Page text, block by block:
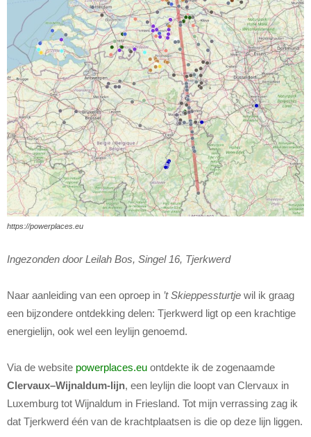
https://powerplaces.eu
Ingezonden door Leilah Bos, Singel 16, Tjerkwerd
Naar aanleiding van een oproep in ’t Skieppessturtje wil ik graag
een bijzondere ontdekking delen: Tjerkwerd ligt op een krachtige
energielijn, ook wel een leylijn genoemd.
Via de website powerplaces.eu ontdekte ik de zogenaamde
Clervaux–Wijnaldum-lijn, een leylijn die loopt van Clervaux in
Luxemburg tot Wijnaldum in Friesland. Tot mijn verrassing zag ik
dat Tjerkwerd één van de krachtplaatsen is die op deze lijn liggen.